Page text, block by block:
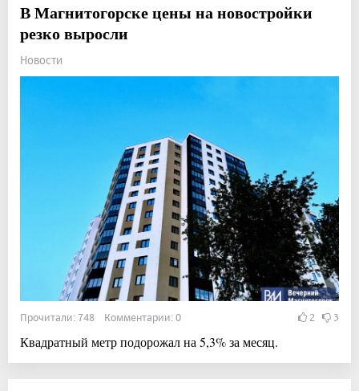
В Магнитогорске цены на новостройки
резко выросли
Новости
Прочитали: 748 Комментарии: 0 2 3
Квадратный метр подорожал на 5,3% за месяц.